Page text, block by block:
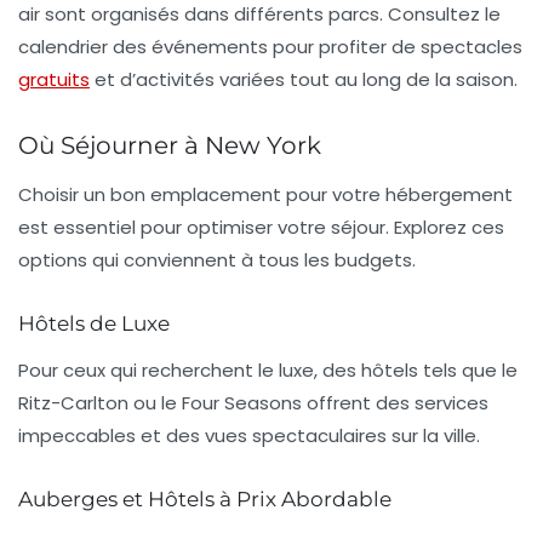
air sont organisés dans différents parcs. Consultez le
calendrier des événements pour profiter de spectacles
gratuits et d’activités variées tout au long de la saison.
Où Séjourner à New York
Choisir un bon emplacement pour votre hébergement
est essentiel pour optimiser votre séjour. Explorez ces
options qui conviennent à tous les budgets.
Hôtels de Luxe
Pour ceux qui recherchent le luxe, des hôtels tels que le
Ritz-Carlton ou le Four Seasons offrent des services
impeccables et des vues spectaculaires sur la ville.
Auberges et Hôtels à Prix Abordable